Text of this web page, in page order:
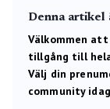
Denna artikel
Välkommen
tillgång till
Välj din
community